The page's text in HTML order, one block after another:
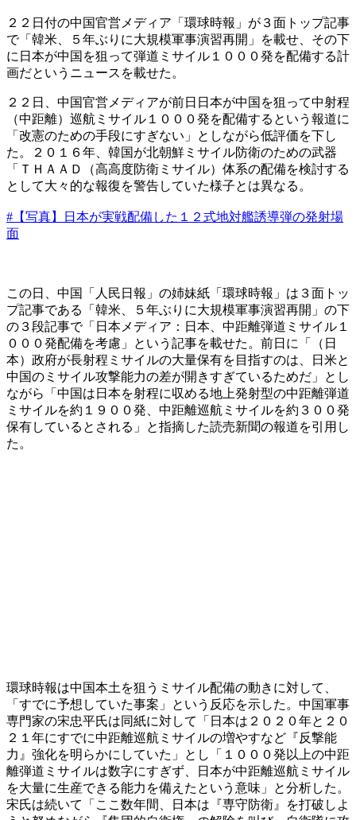
２２日付の中国官営メディア「環球時報」が３面トップ記事
で「韓米、５年ぶりに大規模軍事演習再開」を載せ、その下
に日本が中国を狙って弾道ミサイル１０００発を配備する計
画だというニュースを載せた。
２２日、中国官営メディアが前日日本が中国を狙って中射程
（中距離）巡航ミサイル１０００発を配備するという報道に
「改憲のための手段にすぎない」としながら低評価を下し
た。２０１６年、韓国が北朝鮮ミサイル防衛のための武器
「ＴＨＡＡＤ（高高度防衛ミサイル）体系の配備を検討する
として大々的な報復を警告していた様子とは異なる。
#【写真】日本が実戦配備した１２式地対艦誘導弾の発射場
面
この日、中国「人民日報」の姉妹紙「環球時報」は３面トッ
プ記事である「韓米、５年ぶりに大規模軍事演習再開」の下
の３段記事で「日本メディア：日本、中距離弾道ミサイル１
０００発配備を考慮」という記事を載せた。前日に「（日
本）政府が長射程ミサイルの大量保有を目指すのは、日米と
中国のミサイル攻撃能力の差が開きすぎているためだ」とし
ながら「中国は日本を射程に収める地上発射型の中距離弾道
ミサイルを約１９００発、中距離巡航ミサイルを約３００発
保有しているとされる」と指摘した読売新聞の報道を引用し
た。
環球時報は中国本土を狙うミサイル配備の動きに対して、
「すでに予想していた事案」という反応を示した。中国軍事
専門家の宋忠平氏は同紙に対して「日本は２０２０年と２０
２１年にすでに中距離巡航ミサイルの増やすなど『反撃能
力』強化を明らかにしていた」とし「１０００発以上の中距
離弾道ミサイルは数字にすぎず、日本が中距離巡航ミサイル
を大量に生産できる能力を備えたという意味」と分析した。
宋氏は続いて「ここ数年間、日本は『専守防衛』を打破しよ